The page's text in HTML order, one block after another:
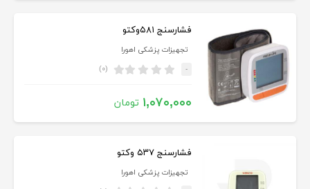
فشارسنج ۵۸۱وکتو
تجهیزات پزشکی اهورا
- (۰)
۱,۰۷۰,۰۰۰ تومان
فشارسنج ۵۳۷ وکتو
تجهیزات پزشکی اهورا